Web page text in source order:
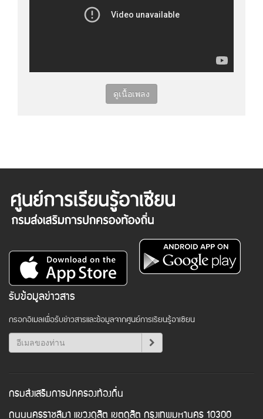
ดูเนื้อเพลง
รับข้อมูลข่าวสาร
กรอกอีเมลเพื่อรับข่าวสารและข้อมูลจากศูนย์การเรียนรู้อาเซียน
กรมส่งเสริมการปกครองท้องถิ่น
ถนนนครราชสีมา แขวงดุสิต เขตดุสิต กรุงเทพมหานคร 10300